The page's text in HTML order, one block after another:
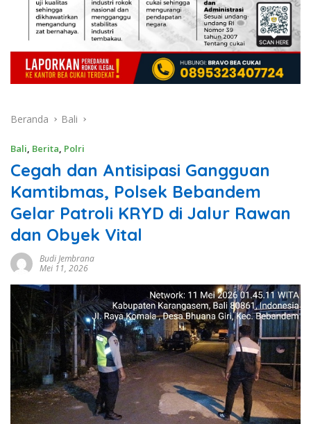
Beranda Bali
Bali, Berita, Polri
Cegah dan Antisipasi Gangguan
Kamtibmas, Polsek Bebandem
Gelar Patroli KRYD di Jalur Rawan
dan Obyek Vital
Budi Jembrana
Mei 11, 2026